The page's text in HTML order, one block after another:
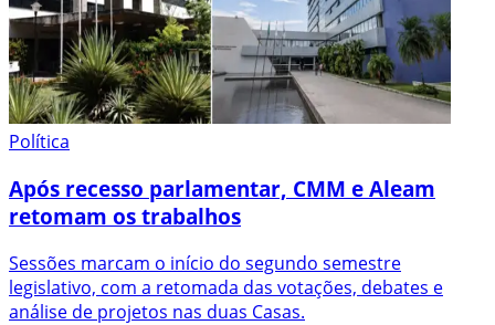
Política
Após recesso parlamentar, CMM e Aleam
retomam os trabalhos
Sessões marcam o início do segundo semestre
legislativo, com a retomada das votações, debates e
análise de projetos nas duas Casas.